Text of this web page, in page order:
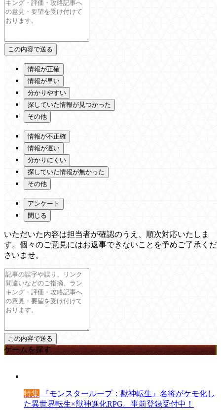
情報が正確
情報が早い
分かりやすい
探していた情報が見つかった
その他
情報が不正確
情報が遅い
分かりにくい
探していた情報が無かった
その他
アンケート
閉じる
いただいた内容は担当者が確認のうえ、順次対応いたしま
す。個々のご意見にはお返事できないことを予めご了承くだ
さいませ。
ゲームを探す
特集 『モンスターループ：獣神転生』名将がケモ化し
た異世界転生×獣神進化RPG。事前登録受付中！